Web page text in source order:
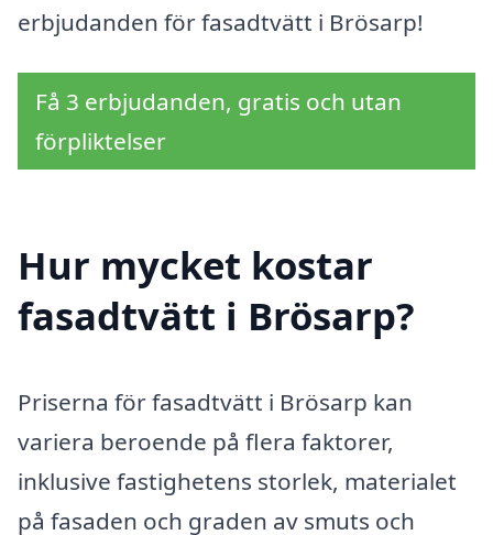
erbjudanden för fasadtvätt i Brösarp!
Få 3 erbjudanden, gratis och utan
förpliktelser
Hur mycket kostar
fasadtvätt i Brösarp?
Priserna för fasadtvätt i Brösarp kan
variera beroende på flera faktorer,
inklusive fastighetens storlek, materialet
på fasaden och graden av smuts och